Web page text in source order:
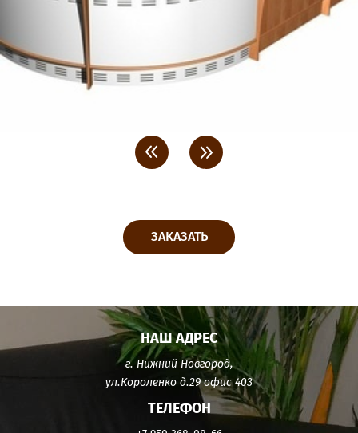
< >
ЗАКАЗАТЬ
НАШ АДРЕС
г. Нижний Новгород,
ул.Короленко д.29 офис 403
ТЕЛЕФОН